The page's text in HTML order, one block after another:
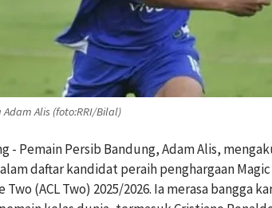
Alis (foto:RRI/Bilal)
- Pemain Persib Bandung, Adam Alis,
daftar kandidat peraih penghargaan
Two (ACL Two) 2025/2026. Ia merasa bangga